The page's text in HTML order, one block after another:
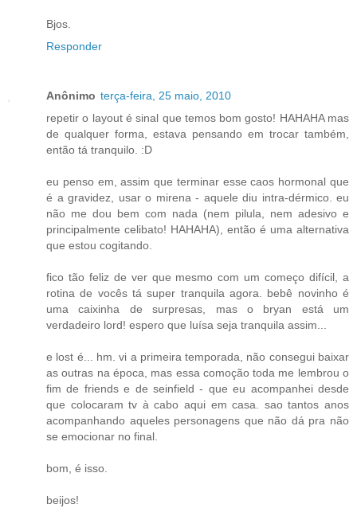
Bjos.
Responder
Anônimo terça-feira, 25 maio, 2010
repetir o layout é sinal que temos bom gosto! HAHAHA mas
de qualquer forma, estava pensando em trocar também,
então tá tranquilo. :D
eu penso em, assim que terminar esse caos hormonal que
é a gravidez, usar o mirena - aquele diu intra-dérmico. eu
não me dou bem com nada (nem pilula, nem adesivo e
principalmente celibato! HAHAHA), então é uma alternativa
que estou cogitando.
fico tão feliz de ver que mesmo com um começo difícil, a
rotina de vocês tá super tranquila agora. bebê novinho é
uma caixinha de surpresas, mas o bryan está um
verdadeiro lord! espero que luísa seja tranquila assim...
e lost é... hm. vi a primeira temporada, não consegui baixar
as outras na época, mas essa comoção toda me lembrou o
fim de friends e de seinfield - que eu acompanhei desde
que colocaram tv à cabo aqui em casa. sao tantos anos
acompanhando aqueles personagens que não dá pra não
se emocionar no final.
bom, é isso.
beijos!